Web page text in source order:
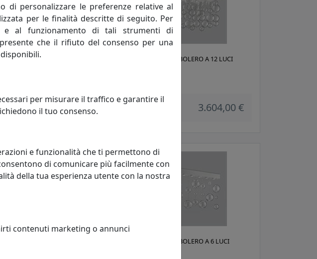
BOLERO A 12 LUCI
1.963,00 €
PLAFONIERA BOLERO A 12 LUCI
3.604,00 €
PLAFONIERA BOLERO A 6 LUCI
di personalizzare le preferenze relative al
per le finalità descritte di seguito. Per
al funzionamento di tali strumenti di
che il rifiuto del consenso per una
per misurare il traffico e garantire il
il tuo consenso.
e funzionalità che ti permettono di
di comunicare più facilmente con
della tua esperienza utente con la nostra
contenuti marketing o annunci